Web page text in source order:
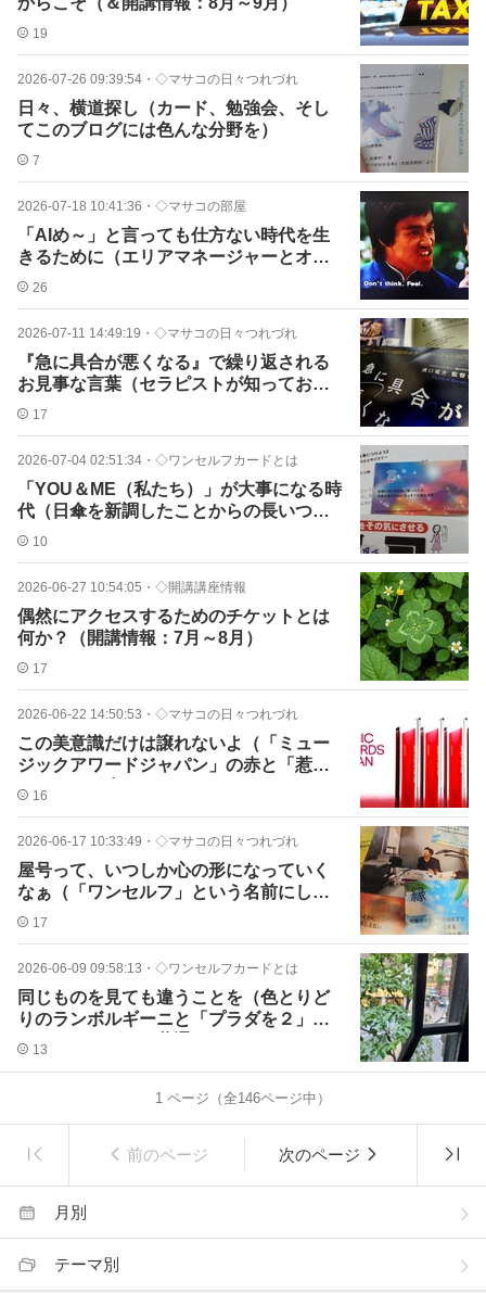
19
2026-07-26 09:39:54 ・ ◇マサコの日々つれづれ
日々、横道探し（カード、勉強会、そし
てこのブログには色んな分野を）
7
2026-07-18 10:41:36 ・ ◇マサコの部屋
「AIめ～」と言っても仕方ない時代を生
きるために（エリアマネージャーとオン
ライン）
26
2026-07-11 14:49:19 ・ ◇マサコの日々つれづれ
『急に具合が悪くなる』で繰り返される
お見事な言葉（セラピストが知っておき
たいスタンス）
17
2026-07-04 02:51:34 ・ ◇ワンセルフカードとは
「YOU＆ME（私たち）」が大事になる時
代（日傘を新調したことからの長いつぶ
やき）
10
2026-06-27 10:54:05 ・ ◇開講講座情報
偶然にアクセスするためのチケットとは
何か？（開講情報：7月～8月）
17
2026-06-22 14:50:53 ・ ◇マサコの日々つれづれ
この美意識だけは譲れないよ（「ミュー
ジックアワードジャパン」の赤と「惹」
のカードの赤）
16
2026-06-17 10:33:49 ・ ◇マサコの日々つれづれ
屋号って、いつしか心の形になっていく
なぁ（「ワンセルフ」という名前にして
ホントよかった）
17
2026-06-09 09:58:13 ・ ◇ワンセルフカードとは
同じものを見ても違うことを（色とりど
りのランボルギーニと「プラダを２」と
カードセラピーの共通項）
13
1 ページ（全146ページ中）
前のページ 次のページ
月別
テーマ別